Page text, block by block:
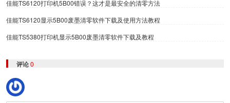
佳能TS6120打印机5B00错误？这才是最安全的清零方法
佳能TS6120显示5B00废墨清零软件下载及使用方法教程
佳能TS5380打印机显示5B00废墨清零软件下载及教程
评论0